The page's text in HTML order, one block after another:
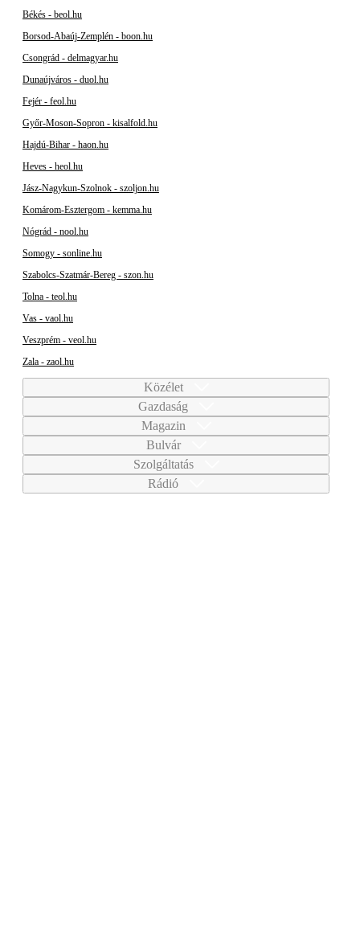
Békés - beol.hu
Borsod-Abaúj-Zemplén - boon.hu
Csongrád - delmagyar.hu
Dunaújváros - duol.hu
Fejér - feol.hu
Győr-Moson-Sopron - kisalfold.hu
Hajdú-Bihar - haon.hu
Heves - heol.hu
Jász-Nagykun-Szolnok - szoljon.hu
Komárom-Esztergom - kemma.hu
Nógrád - nool.hu
Somogy - sonline.hu
Szabolcs-Szatmár-Bereg - szon.hu
Tolna - teol.hu
Vas - vaol.hu
Veszprém - veol.hu
Zala - zaol.hu
Közélet
Gazdaság
Magazin
Bulvár
Szolgáltatás
Rádió